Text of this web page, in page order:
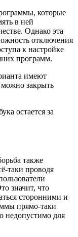
которые
в ней
Однако эта
отключения
к настройке
программ.
имеют
можно закрыть
остается за
также
таки проводя
значит, что
сторонними и
прямо-таки
недопустимо для